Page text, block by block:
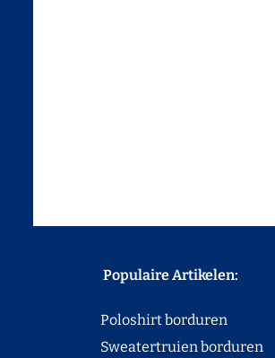
Populaire Artikelen:
Poloshirt borduren
Sweatertruien borduren